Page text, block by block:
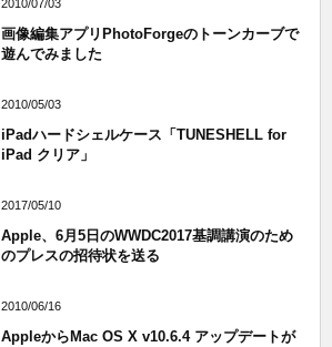
2010/07/03
画像編集アプリPhotoForgeのトーンカーブで
遊んでみました
2010/05/03
iPadハードシェルケース「TUNESHELL for
iPad クリア」
2017/05/10
Apple、6月5日のWWDC2017基調講演のため
のプレスの招待状を送る
2010/06/16
AppleからMac OS X v10.6.4 アップデートが